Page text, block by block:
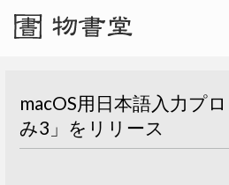
macOS用日本語入力プ
み3」をリリース